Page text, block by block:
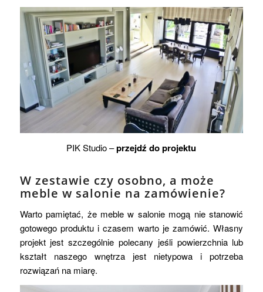
PIK Studio –przejdź do projektu
W zestawie czy osobno, a może
meble w salonie na zamówienie?
Warto pamiętać, że meble w salonie mogą nie stanowić
gotowego produktu i czasem warto je zamówić. Własny
projekt jest szczególnie polecany jeśli powierzchnia lub
kształt naszego wnętrza jest nietypowa i potrzeba
rozwiązań na miarę.